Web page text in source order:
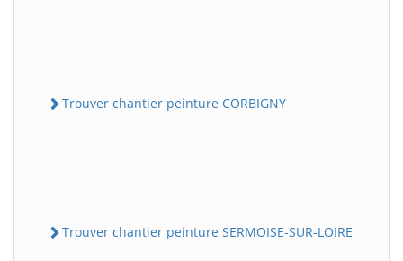
Trouver chantier peinture CORBIGNY
Trouver chantier peinture SERMOISE-SUR-LOIRE